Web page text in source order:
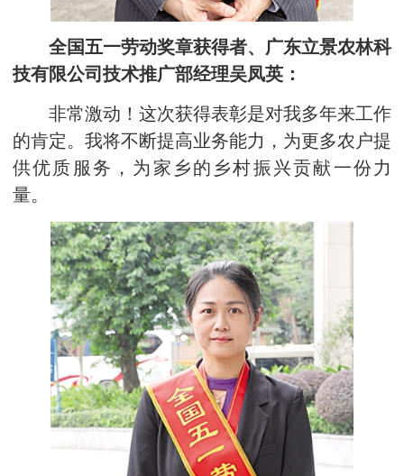
全国五一劳动奖章获得者、广东立景农林科
技有限公司技术推广部经理吴凤英：
非常激动！这次获得表彰是对我多年来工作
的肯定。我将不断提高业务能力，为更多农户提
供优质服务，为家乡的乡村振兴贡献一份力
量。